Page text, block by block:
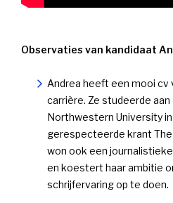
Observaties van kandidaat
Andrea heeft een mooi cv
carrière. Ze studeerde
Northwestern University
gerespecteerde krant
won ook een
en koestert haar ambitie
schrijfervaring op te doen.